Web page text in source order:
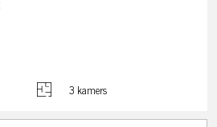
3 kamers